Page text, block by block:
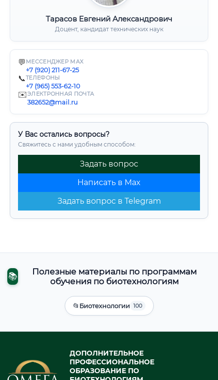
Тарасов Евгений Александрович
Доцент, кандидат технических наук
💬 МЕССЕНДЖЕР MAX
+7 (920) 211-67-25
📞ТЕЛЕФОНЫ
+7 (965) 553-62-10
✉️ЭЛЕКТРОННАЯ ПОЧТА
382652@mail.ru
У Вас остались вопросы?
Свяжитесь с нами удобным способом:
Задать вопрос
Написать в Max
Задать вопрос в Telegram
📚
Полезные материалы по программам
обучения по биотехнологиям
📂Биотехнологии 100
ДОПОЛНИТЕЛЬНОЕ
ПРОФЕССИОНАЛЬНОЕ
ОБРАЗОВАНИЕ ПО